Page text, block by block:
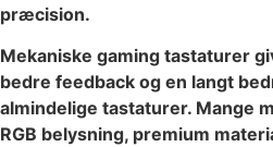
præcision.
Mekaniske gaming tastaturer
bedre feedback og en langt
almindelige tastaturer. Mange
RGB belysning, premium